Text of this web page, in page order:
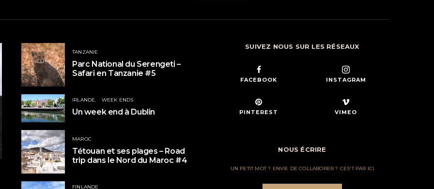
TANZANIE
Parc National du Serengeti –
Safari en Tanzanie #5
IRLANDE WEEK ENDS
Un week end à Dublin
MAROC
Tétouan et ses plages – Road
trip dans le Nord du Maroc #4
FINLANDE
SUIVEZ NOUS SUR LES RÉSEAUX
FACEBOOK INSTAGRAM
PINTEREST VIMEO
NOUS ÉCRIRE
UN PETIT MOT ? ENVIE DE COLLABORER ? CES'T PAR ICI